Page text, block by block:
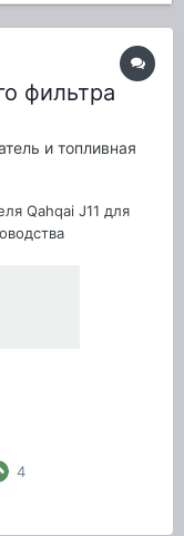
фильтра
и топливная
Qahqai J11 для
4